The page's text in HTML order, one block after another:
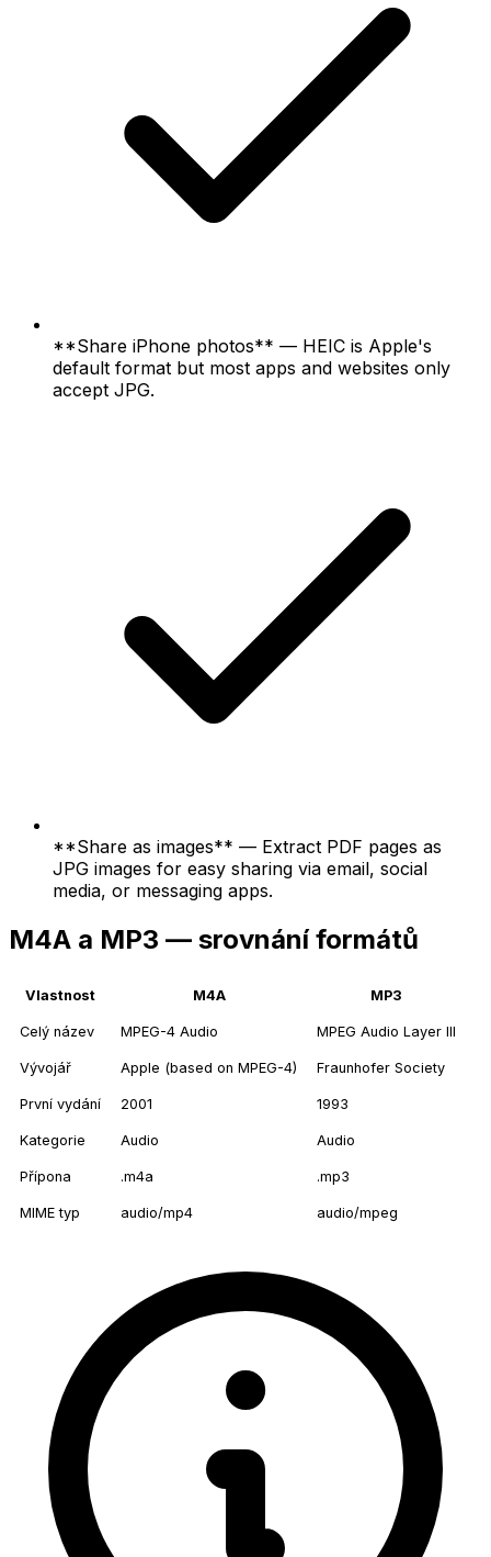
**Share iPhone photos** — HEIC is Apple's
default format but most apps and websites only
accept JPG.
**Share as images** — Extract PDF pages as
JPG images for easy sharing via email, social
media, or messaging apps.
M4A a MP3 — srovnání formátů
Vlastnost M4A MP3
Celý název MPEG-4 Audio MPEG Audio Layer III
Vývojář Apple (based on MPEG-4) Fraunhofer Society
První vydání 2001 1993
Kategorie Audio Audio
Přípona .m4a .mp3
MIME typ audio/mp4 audio/mpeg